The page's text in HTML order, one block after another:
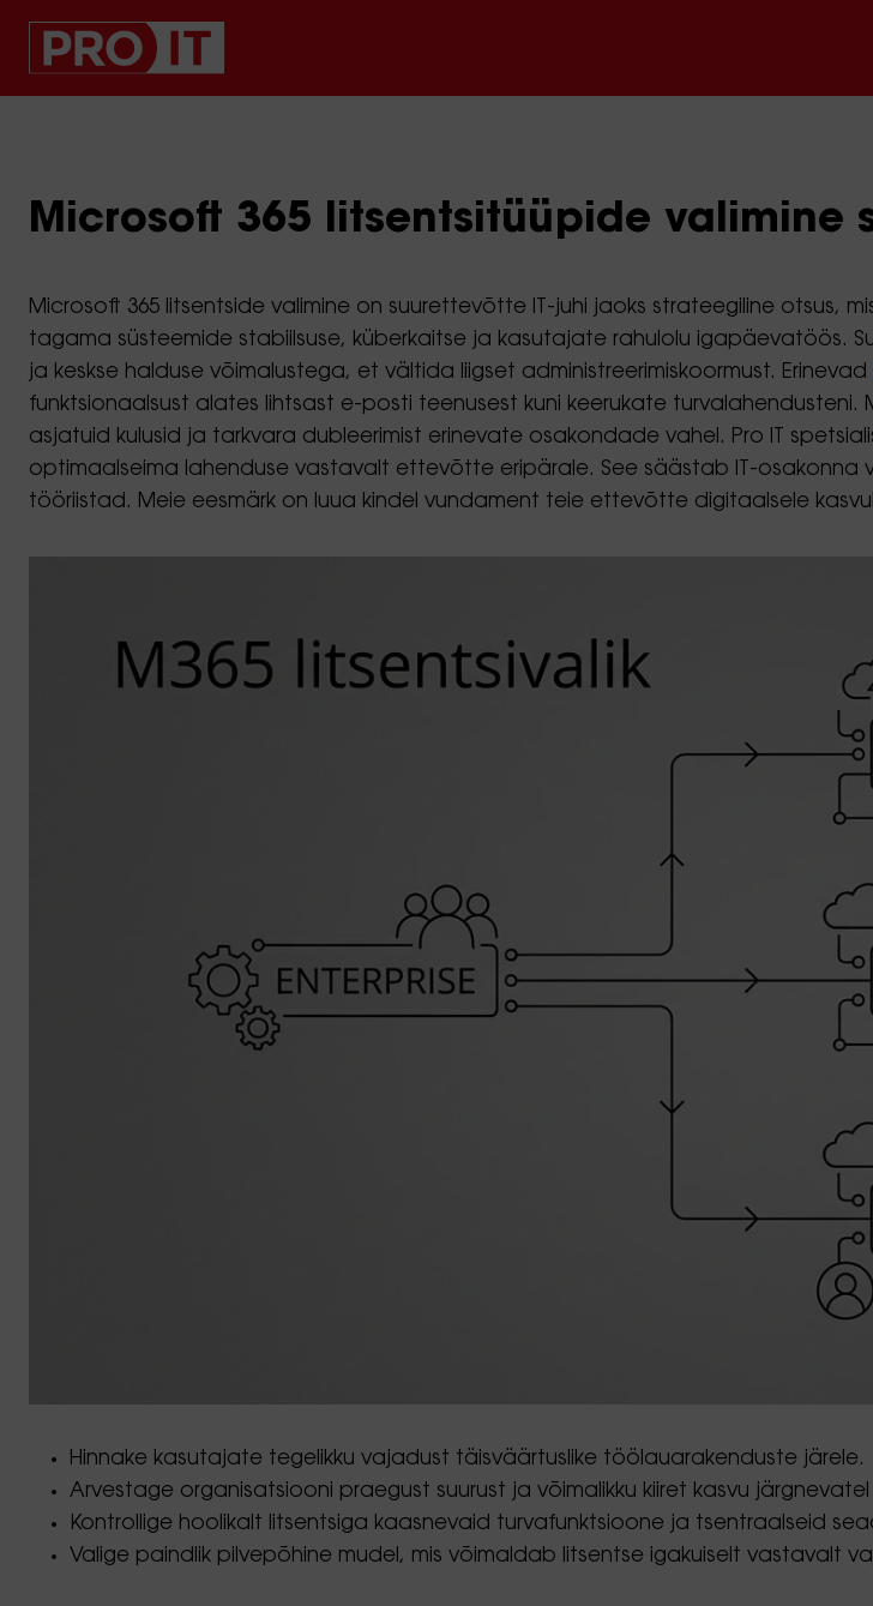
Microsoft 365 litsentsitüüpide valimine
Microsoft 365 litsentside valimine on suurettevõtte IT-juhi jaoks strateegiline
tagama süsteemide stabiilsuse, küberkaitse ja kasutajate rahulolu igapäevatöös.
ja keskse halduse võimalustega, et vältida liigset administreerimiskoormust. Erinevad
funktsionaalsust alates lihtsast e-posti teenusest kuni keerukate
asjatuid kulusid ja tarkvara dubleerimist erinevate osakondade vahel. Pro IT
optimaalseima lahenduse vastavalt ettevõtte eripärale. See säästab IT-
tööriistad. Meie eesmärk on luua kindel vundament teie ettevõtte digitaalsele
Hinnake kasutajate tegelikku vajadust täisväärtuslike töölauarakenduste järele.
Arvestage organisatsiooni praegust suurust ja võimalikku kiiret kasvu
Kontrollige hoolikalt litsentsiga kaasnevaid turvafunktsioone ja tsentraalseid
Valige paindlik pilvepõhine mudel, mis võimaldab litsentse igakuiselt vastavalt